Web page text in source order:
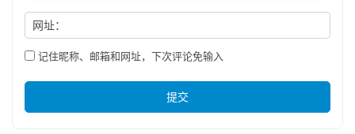
网址：
记住昵称、邮箱和网址，下次评论免输入
提交